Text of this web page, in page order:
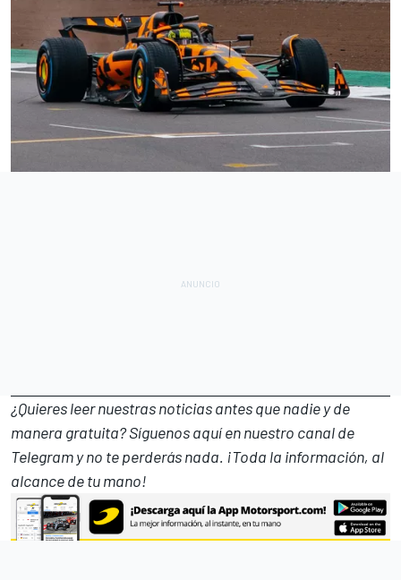
¿Quieres leer nuestras noticias antes que nadie y de
manera gratuita? Síguenosaquí en nuestro canal de
Telegramy no te perderás nada. ¡Toda la información, al
alcance de tu mano!